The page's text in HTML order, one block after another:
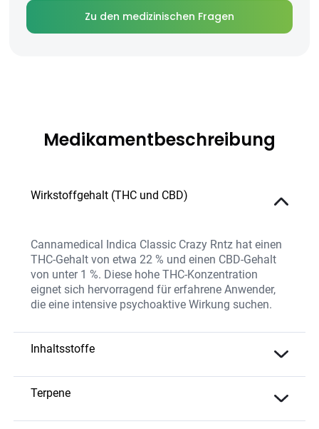
Zu den medizinischen Fragen
Medikamentbeschreibung
Wirkstoffgehalt (THC und CBD)
Cannamedical Indica Classic Crazy Rntz hat einen
THC-Gehalt von etwa 22 % und einen CBD-Gehalt
von unter 1 %. Diese hohe THC-Konzentration
eignet sich hervorragend für erfahrene Anwender,
die eine intensive psychoaktive Wirkung suchen.
Inhaltsstoffe
Die Blüten enthalten eine hohe THC-Konzentration
sowie eine ausgewogene Mischung natürlicher
Wirkung unterstützen. Crazy Rntz wird ohne
Terpene
Myrcen– bekannt für seine beruhigenden